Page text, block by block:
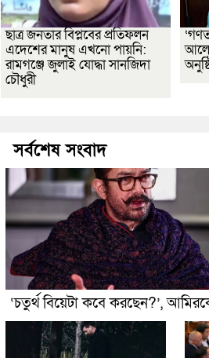
ছাত্র জনতার বিপ্লবের প্রতিফলন
এদেশের মানুষ এখনো পায়নি:
রামগঞ্জে জুলাই যোদ্ধা সানজিদা
চৌধুরী
সর্বশেষ সংবাদ
‘চতুর্থ বিয়েটা কবে করছেন?’,